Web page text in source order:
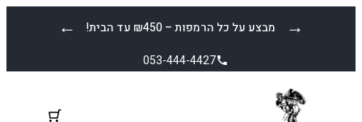
← מבצע על כל הרמפות – ₪450 עד הבית! →
053-444-4427